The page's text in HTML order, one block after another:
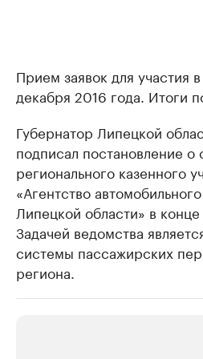
Прием заявок для участия
декабря 2016 года. Итоги
Губернатор Липецкой
подписал постановление о
регионального казенного
«Агентство
Липецкой области» в конце
Задачей ведомства
системы пассажирских
региона.